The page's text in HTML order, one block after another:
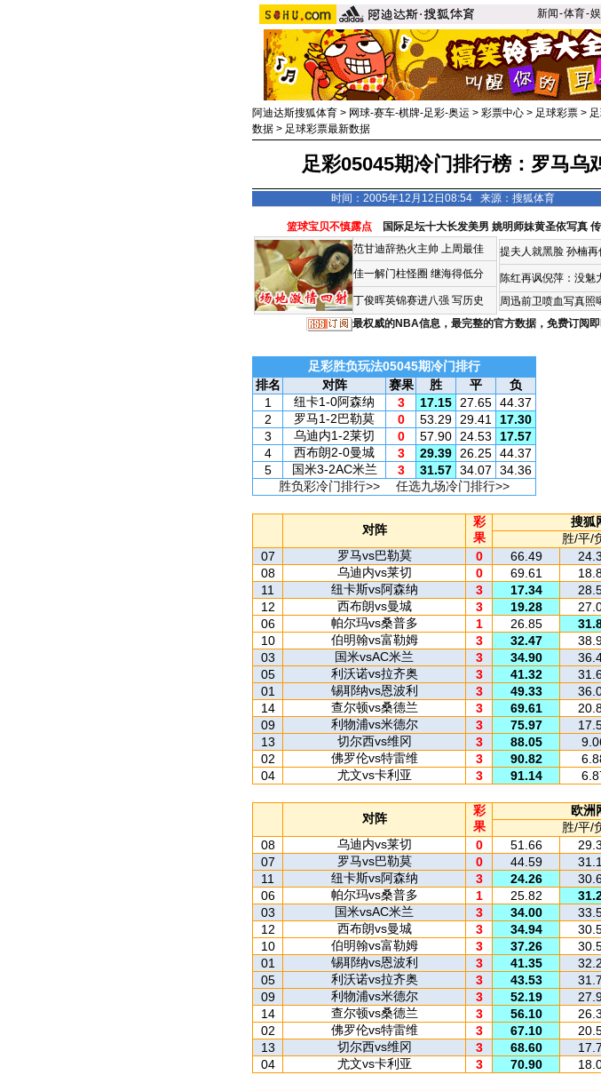
新闻-体育-
阿迪达斯搜狐体育 > 网球-赛车-棋牌-足彩-奥运 > 彩票中心 > 足球彩票 >
数据 > 足球彩票最新数据
足彩05045期冷门排行榜：罗马乌
时间：2005年12月12日08:54 来源：搜狐体育
篮球宝贝不慎露点 国际足坛十大长发美男 姚明师妹黄圣依写真
范甘迪辞热火主帅 上周最佳
佳一解门柱怪圈 继海得低分
丁俊晖英锦赛进八强 写历史
提夫人就黑脸 孙楠
陈红再讽倪萍：没魅
周迅前卫喷血写真照
最权威的NBA信息，最完整的官方数据，免费订阅即
足彩胜负玩法05045期冷门排行
排名
对阵 赛果 胜 平
负
1
纽卡1-0阿森纳 3 17.15 27.65 44.37
2
罗马1-2巴勒莫 0 53.29 29.41
17.30
3
乌迪内1-2莱切 0 57.90 24.53
17.57
4
西布朗2-0曼城 3 29.39 26.25 44.37
5
国米3-2AC米兰 3 31.57 34.07
34.36
胜负彩冷门排行>>
任选九场冷门排行>>
对阵
彩
果
搜狐
胜/平/
07
罗马vs巴勒莫 0 66.49
08
乌迪内vs莱切 0 69.61
11
纽卡斯vs阿森纳 3 17.34
12
西布朗vs曼城 3 19.28
06
帕尔玛vs桑普多 1 26.85
10
伯明翰vs富勒姆 3 32.47
03
国米vsAC米兰 3 34.90
05
利沃诺vs拉齐奥 3 41.32
01
锡耶纳vs恩波利 3 49.33
14
查尔顿vs桑德兰 3 69.61
09
利物浦vs米德尔 3 75.97
13
切尔西vs维冈 3 88.05
02
佛罗伦vs特雷维 3 90.82
04
尤文vs卡利亚 3 91.14
对阵
彩
果
欧洲
胜/平/
08
乌迪内vs莱切 0 51.66
07
罗马vs巴勒莫 0 44.59
11
纽卡斯vs阿森纳 3 24.26
06
帕尔玛vs桑普多 1 25.82
03
国米vsAC米兰 3 34.00
12
西布朗vs曼城 3 34.94
10
伯明翰vs富勒姆 3 37.26
01
锡耶纳vs恩波利 3 41.35
05
利沃诺vs拉齐奥 3 43.53
09
利物浦vs米德尔 3 52.19
14
查尔顿vs桑德兰 3 56.10
02
佛罗伦vs特雷维 3 67.10
13
切尔西vs维冈 3 68.60
04
尤文vs卡利亚 3 70.90